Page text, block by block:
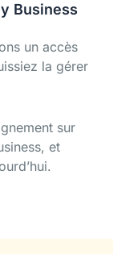
Business
un accès
la gérer
sur
et